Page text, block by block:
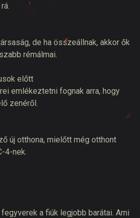
de ha összeállnak, akkor ők
rémálmai.
előtt
emlékeztetni fognak arra, hogy
zenéről.
új otthona, mielőtt még otthont
4-nek.
a fiúk legjobb barátai. Ami